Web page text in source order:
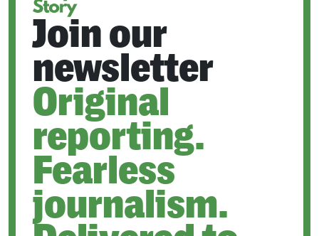
Join our
newsletter
Original
reporting.
Fearless
journalism.